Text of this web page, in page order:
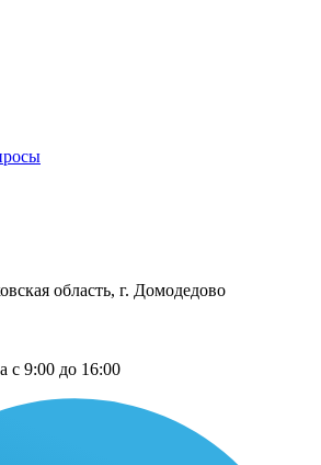
область, г. Домодедово
с 9:00 до 16:00